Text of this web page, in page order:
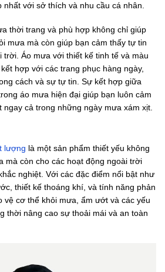
nhất với sở thích và nhu cầu cá nhân.
thời trang và phù hợp không chỉ giúp
mưa mà còn giúp bạn cảm thấy tự tin
trời. Áo mưa với thiết kế tinh tế và màu
hợp với các trang phục hàng ngày,
cách và sự tự tin. Sự kết hợp giữa
áo mưa hiện đại giúp bạn luôn cảm
ngay cả trong những ngày mưa xám xịt.
lượng là một sản phẩm thiết yếu không
mà còn cho các hoạt động ngoài trời
nghiệt. Với các đặc điểm nổi bật như
thiết kế thoáng khí, và tính năng phản
vệ cơ thể khỏi mưa, ẩm ướt và các yếu
thời nâng cao sự thoải mái và an toàn